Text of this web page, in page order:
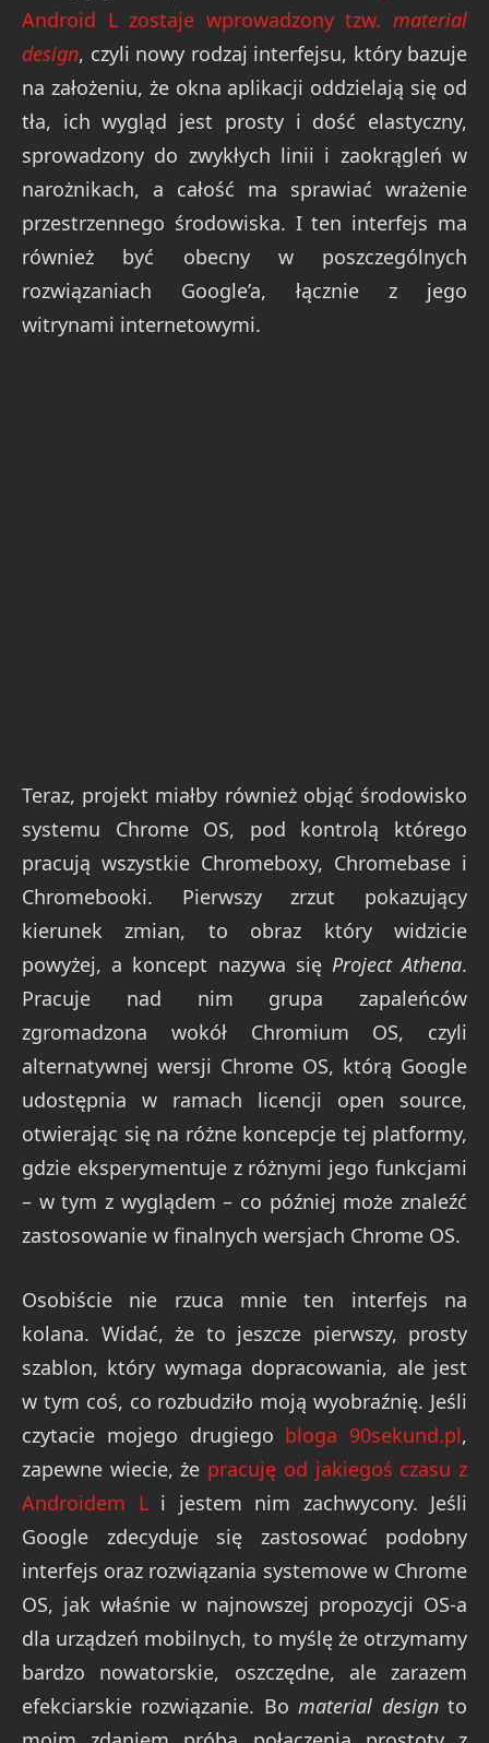
Android L zostaje wprowadzony tzw. material
design, czyli nowy rodzaj interfejsu, który bazuje
na założeniu, że okna aplikacji oddzielają się od
tła, ich wygląd jest prosty i dość elastyczny,
sprowadzony do zwykłych linii i zaokrągleń w
narożnikach, a całość ma sprawiać wrażenie
przestrzennego środowiska. I ten interfejs ma
również być obecny w poszczególnych
rozwiązaniach Google’a, łącznie z jego
witrynami internetowymi.
Teraz, projekt miałby również objąć środowisko
systemu Chrome OS, pod kontrolą którego
pracują wszystkie Chromeboxy, Chromebase i
Chromebooki. Pierwszy zrzut pokazujący
kierunek zmian, to obraz który widzicie
powyżej, a koncept nazywa się Project Athena.
Pracuje nad nim grupa zapaleńców
zgromadzona wokół Chromium OS, czyli
alternatywnej wersji Chrome OS, którą Google
udostępnia w ramach licencji open source,
otwierając się na różne koncepcje tej platformy,
gdzie eksperymentuje z różnymi jego funkcjami
– w tym z wyglądem – co później może znaleźć
zastosowanie w finalnych wersjach Chrome OS.
Osobiście nie rzuca mnie ten interfejs na
kolana. Widać, że to jeszcze pierwszy, prosty
szablon, który wymaga dopracowania, ale jest
w tym coś, co rozbudziło moją wyobraźnię. Jeśli
czytacie mojego drugiego bloga 90sekund.pl,
zapewne wiecie, że pracuję od jakiegoś czasu z
Androidem Li jestem nim zachwycony. Jeśli
Google zdecyduje się zastosować podobny
interfejs oraz rozwiązania systemowe w Chrome
OS, jak właśnie w najnowszej propozycji OS-a
dla urządzeń mobilnych, to myślę że otrzymamy
bardzo nowatorskie, oszczędne, ale zarazem
efekciarskie rozwiązanie. Bomaterial designto